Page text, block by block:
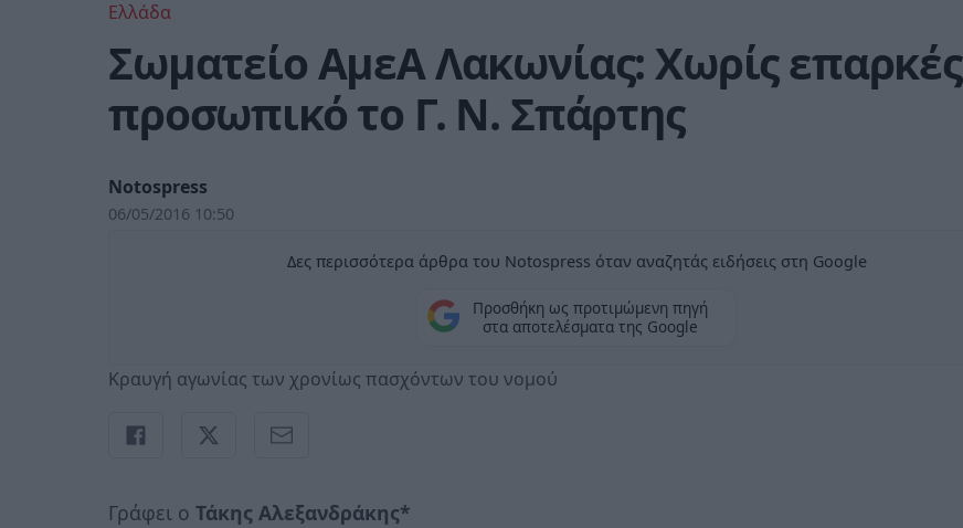
Ελλάδα
Σωματείο ΑμεΑ Λακωνίας: Χωρίς επαρκές
προσωπικό το Γ. Ν. Σπάρτης
Notospress
06/05/2016 10:50
Δες περισσότερα άρθρα του Notospress όταν αναζητάς ειδήσεις στη Google
Προσθήκη ως προτιμώμενη πηγή
στα αποτελέσματα της Google
Κραυγή αγωνίας των χρονίως πασχόντων του νομού
Γράφει ο Τάκης Αλεξανδράκης*